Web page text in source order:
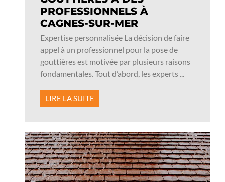
PROFESSIONNELS À
CAGNES-SUR-MER
Expertise personnalisée La décision de faire
appel à un professionnel pour la pose de
gouttières est motivée par plusieurs raisons
fondamentales. Tout d’abord, les experts ...
LIRE LA SUITE